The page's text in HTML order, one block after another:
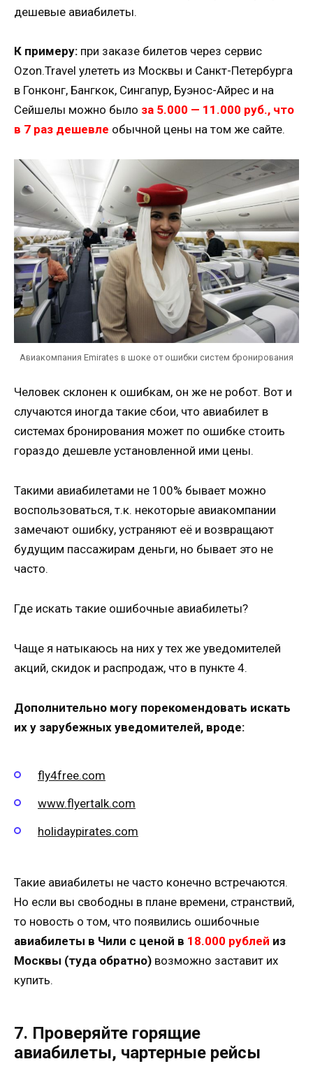
дешевые авиабилеты.
К примеру: при заказе билетов через сервис
Ozon.Travel улететь из Москвы и Санкт-Петербурга
в Гонконг, Бангкок, Сингапур, Буэнос-Айрес и на
Сейшелы можно было за 5.000 — 11.000 руб., что
в 7 раз дешевле обычной цены на том же сайте.
Авиакомпания Emirates в шоке от ошибки систем бронирования
Человек склонен к ошибкам, он же не робот. Вот и
случаются иногда такие сбои, что авиабилет в
системах бронирования может по ошибке стоить
гораздо дешевле установленной ими цены.
Такими авиабилетами не 100% бывает можно
воспользоваться, т.к. некоторые авиакомпании
замечают ошибку, устраняют её и возвращают
будущим пассажирам деньги, но бывает это не
часто.
Где искать такие ошибочные авиабилеты?
Чаще я натыкаюсь на них у тех же уведомителей
акций, скидок и распродаж, что в пункте 4.
Дополнительно могу порекомендовать искать
их у зарубежных уведомителей, вроде:
fly4free.com
www.flyertalk.com
holidaypirates.com
Такие авиабилеты не часто конечно встречаются.
Но если вы свободны в плане времени, странствий,
то новость о том, что появились ошибочные
авиабилеты в Чили с ценой в 18.000 рублей из
Москвы (туда обратно) возможно заставит их
купить.
7. Проверяйте горящие
авиабилеты, чартерные рейсы